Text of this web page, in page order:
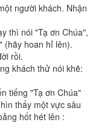
người khách. Nhận
thì nói "Tạ ơn Chúa",
(hãy hoan hỉ lên).
rồi.
khách thử nói khẽ:
tiếng "Tạ ơn Chúa"
thấy một vực sâu
hốt hét lên :